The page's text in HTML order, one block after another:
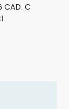
CAD. C